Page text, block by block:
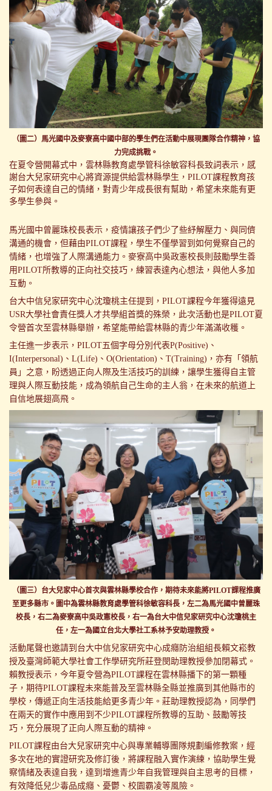
（圖二）馬光國中及麥寮高中國中部的學生們在活動中展現團隊合作精神，協
力完成挑戰。
在夏令營開幕式中，雲林縣教育處學管科徐敏容科長致詞表示，感
謝台大兒家研究中心將資源提供給雲林縣學生，PILOT課程教育孩
子如何表達自己的情緒，對青少年成長很有幫助，希望未來能有更
多學生參與。
馬光國中曾麗珠校長表示，疫情讓孩子們少了些紓解壓力、與同儕
溝通的機會，但藉由PILOT課程，學生不僅學習到如何覺察自己的
情緒，也增強了人際溝通能力。麥寮高中吳政憲校長則鼓勵學生善
用PILOT所教導的正向社交技巧，練習表達內心想法，與他人多加
互動。
台大中信兒家研究中心沈瓊桃主任提到，PILOT課程今年獲得遠見
USR大學社會責任獎人才共學組首獎的殊榮，此次活動也是PILOT夏
令營首次至雲林縣舉辦，希望能帶給雲林縣的青少年滿滿收穫。
主任進一步表示，PILOT五個字母分別代表P(Positive)、
I(Interpersonal)、L(Life)、O(Orientation)、T(Training)，亦有「領航
員」之意，盼透過正向人際及生活技巧的訓練，讓學生獲得自主管
理與人際互動技能，成為領航自己生命的主人翁，在未來的航道上
自信地展翅高飛。
（圖三）台大兒家中心首次與雲林縣學校合作，期待未來能將PILOT課程推廣
至更多縣市。圖中為雲林縣教育處學管科徐敏容科長，左二為馬光國中曾麗珠
校長，右二為麥寮高中吳政憲校長，右一為台大中信兒家研究中心沈瓊桃主
任，左一為國立台北大學社工系林予安助理教授。
活動尾聲也邀請到台大中信兒家研究中心成癮防治組組長賴文崧教
授及臺灣師範大學社會工作學研究所莊登閔助理教授參加閉幕式。
賴教授表示，今年夏令營為PILOT課程在雲林縣播下的第一顆種
子，期待PILOT課程未來能普及至雲林縣全縣並推廣到其他縣市的
學校，傳遞正向生活技能給更多青少年。莊助理教授認為，同學們
在兩天的實作中應用到不少PILOT課程所教導的互助、鼓勵等技
巧，充分展現了正向人際互動的精神。
PILOT課程由台大兒家研究中心與專業輔導團隊規劃編修教案，經
多次在地的實證研究及修訂後，將課程融入實作演練，協助學生覺
察情緒及表達自我，達到增進青少年自我管理與自主思考的目標，
有效降低兒少毒品成癮、憂鬱、校園霸凌等風險。